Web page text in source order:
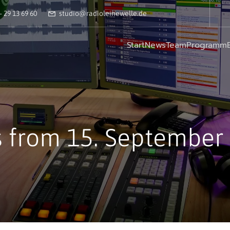
29 13 69 60 studio@radioleinewelle.de
StartNewsTeamProgramm
from 15.